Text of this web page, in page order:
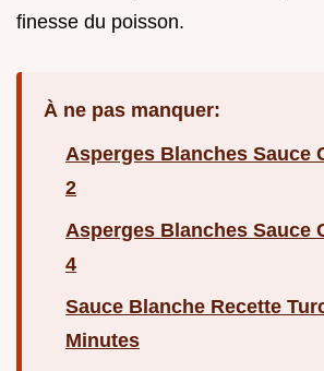
finesse du poisson.
À ne pas manquer:
Asperges Blanches Sauce
2
Asperges Blanches Sauce
4
Sauce Blanche Recette
Minutes